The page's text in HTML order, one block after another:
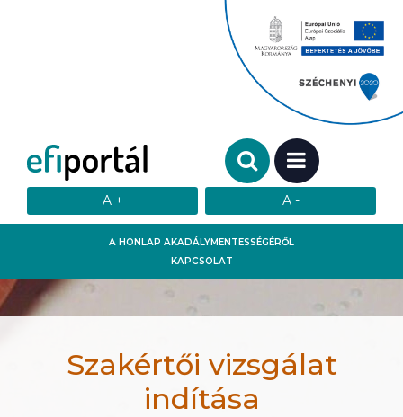
A HONLAP AKADÁLYMENTESSÉGÉRŐL
KAPCSOLAT
Keresendő szó:
MENÜ
Szakértői vizsgálat
indítása